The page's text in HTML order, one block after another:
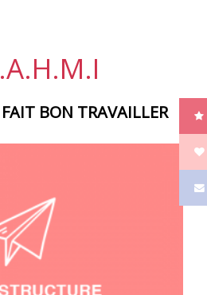
BON TRAVAILLER